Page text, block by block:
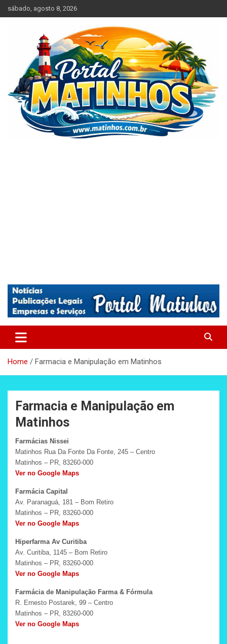
Skip
to
sábado, agosto 8, 2026
Matinhos – Praia de Matinhos
Home Farmacia e Manipulação em Matinhos
Farmacia e Manipulação em
Matinhos
Farmácias Nissei
Matinhos Rua Da Fonte Da Fonte, 245 – Centro
Matinhos – PR, 83260-000
Ver no Google Maps
Farmácia Capital
Av. Paranaguá, 181 – Bom Retiro
Matinhos – PR, 83260-000
Ver no Google Maps
Hiperfarma Av Curitiba
Av. Curitiba, 1145 – Bom Retiro
Matinhos – PR, 83260-000
Ver no Google Maps
Farmácia de Manipulação Farma & Fórmula
R. Ernesto Postarek, 99 – Centro
Matinhos – PR, 83260-000
Ver no Google Maps